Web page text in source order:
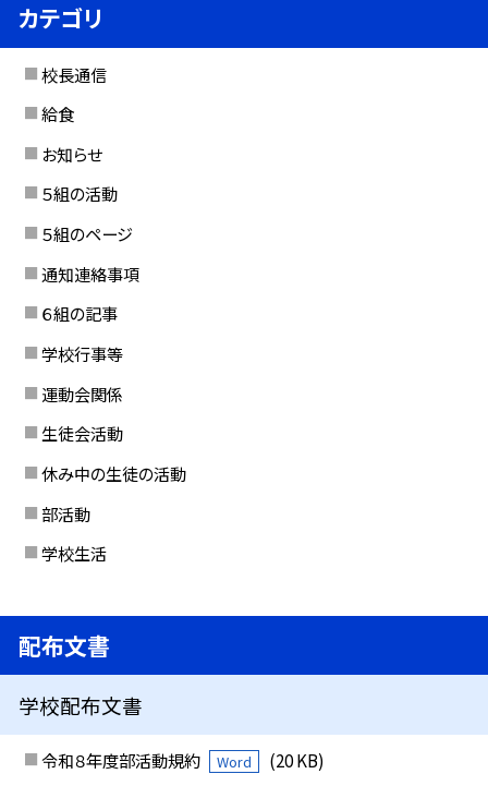
カテゴリ
校長通信
給食
お知らせ
５組の活動
５組のページ
通知連絡事項
６組の記事
学校行事等
運動会関係
生徒会活動
休み中の生徒の活動
部活動
学校生活
配布文書
学校配布文書
令和８年度部活動規約 Word (20 KB)